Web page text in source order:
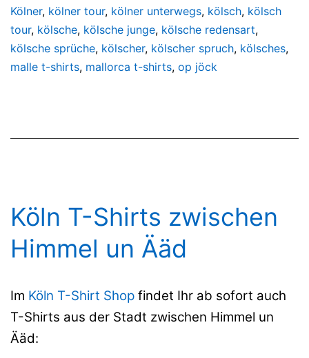
Kölner, kölner tour, kölner unterwegs, kölsch, kölsch
tour, kölsche, kölsche junge, kölsche redensart,
kölsche sprüche, kölscher, kölscher spruch, kölsches,
malle t-shirts, mallorca t-shirts, op jöck
Köln T-Shirts zwischen
Himmel un Ääd
Im Köln T-Shirt Shop findet Ihr ab sofort auch
T-Shirts aus der Stadt zwischen Himmel un
Ääd: